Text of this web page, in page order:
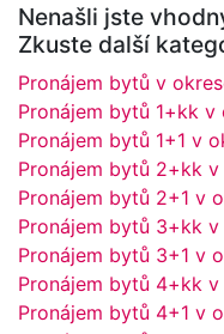
Nenašli jste
Zkuste další
Pronájem bytů v
Pronájem bytů 1+kk v
Pronájem bytů 1+1 v
Pronájem bytů 2+kk v
Pronájem bytů 2+1 v
Pronájem bytů 3+kk v
Pronájem bytů 3+1 v
Pronájem bytů 4+kk v
Pronájem bytů 4+1 v